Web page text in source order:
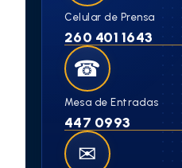
Celular de Prensa
260 401 1643
☎
Mesa de Entradas
447 0993
✉